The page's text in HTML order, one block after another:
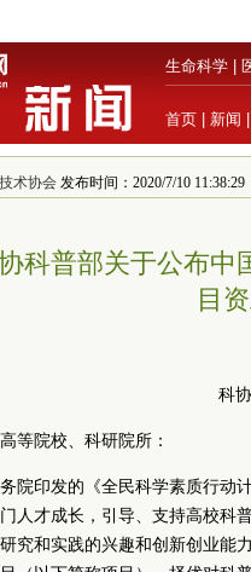
生命科学
首页 新闻
术协会 发布时间：2020/7/10 11:38:29
科普部关于公布中
目
科
等院校、科研院所：
院印发的《全民科学素质行动
人才成长，引导、支持高校科
究和实践的兴趣和创新创业能